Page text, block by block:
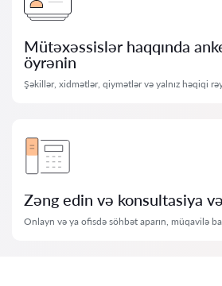
Mütəxəssislər haqqında
öyrənin
Şəkillər, xidmətlər, qiymətlər və yalnız həqiqi
Zəng edin və konsultasiya
Onlayn və ya ofisdə söhbət aparın, müqavilə